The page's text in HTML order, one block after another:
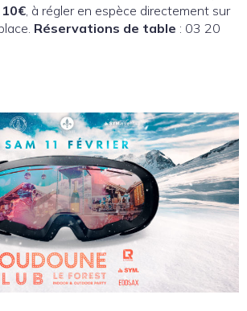
, à régler en espèce directement sur
Réservations de table : 03 20